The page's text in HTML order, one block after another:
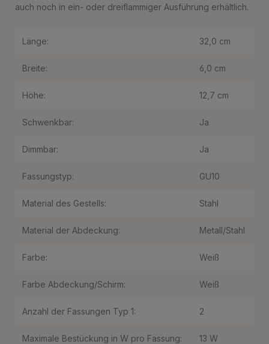
auch noch in ein- oder dreiflammiger Ausführung erhältlich.
Länge: 32,0 cm
Breite: 6,0 cm
Höhe: 12,7 cm
Schwenkbar: Ja
Dimmbar: Ja
Fassungstyp: GU10
Material des Gestells: Stahl
Material der Abdeckung: Metall/Stahl
Farbe: Weiß
Farbe Abdeckung/Schirm: Weiß
Anzahl der Fassungen Typ 1: 2
Maximale Bestückung in W pro Fassung: 13 W